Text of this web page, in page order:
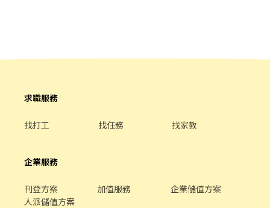
求職服務
找打工 找任務 找家教
企業服務
刊登方案 加值服務
企業儲值方案
人派儲值方案